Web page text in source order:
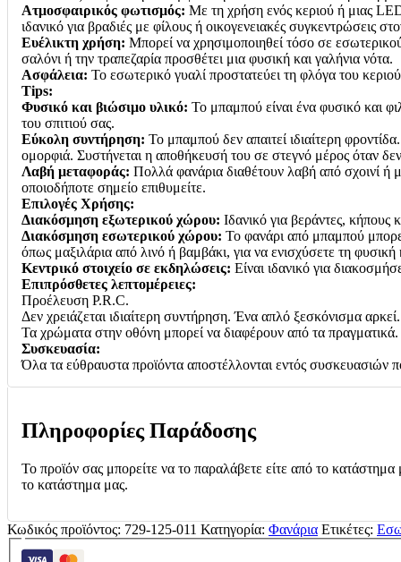
Ατμοσφαιρικός φωτισμός: Με τη χρήση ενός κεριού ή μιας
ιδανικό για βραδιές με φίλους ή οικογενειακές συγκεντρώσεις
Ευέλικτη χρήση: Μπορεί να χρησιμοποιηθεί τόσο σε
σαλόνι ή την τραπεζαρία προσθέτει μια φυσική και γαλήνια νότα.
Ασφάλεια: Το εσωτερικό γυαλί προστατεύει τη φλόγα του
Tips:
Φυσικό και βιώσιμο υλικό: Το μπαμπού είναι ένα φυσικό και
του σπιτιού σας.
Εύκολη συντήρηση: Το μπαμπού δεν απαιτεί ιδιαίτερη
ομορφιά. Συστήνεται η αποθήκευσή του σε στεγνό μέρος όταν
Λαβή μεταφοράς: Πολλά φανάρια διαθέτουν λαβή από σχοινί ή
οποιοδήποτε σημείο επιθυμείτε.
Επιλογές Χρήσης:
Διακόσμηση εξωτερικού χώρου: Ιδανικό για βεράντες,
Διακόσμηση εσωτερικού χώρου: Το φανάρι από μπαμπού
όπως μαξιλάρια από λινό ή βαμβάκι, για να ενισχύσετε τη
Κεντρικό στοιχείο σε εκδηλώσεις: Είναι ιδανικό για
Επιπρόσθετες λεπτομέρειες:
Προέλευση P.R.C.
Δεν χρειάζεται ιδιαίτερη συντήρηση. Ένα απλό ξεσκόνισμα
Τα χρώματα στην οθόνη μπορεί να διαφέρουν από τα πραγματικά.
Συσκευασία:
Όλα τα εύθραυστα προϊόντα αποστέλλονται εντός συσκευασιών
Πληροφορίες Παράδοσης
Το προϊόν σας μπορείτε να το παραλάβετε είτε από το
το κατάστημα μας.
Κωδικός προϊόντος: 729-125-011 Κατηγορία: Φανάρια Ετικέτες: